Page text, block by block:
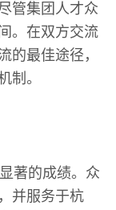
管集团人才众
。在双方交流
的最佳途径，
制。
著的成绩。众
并服务于杭